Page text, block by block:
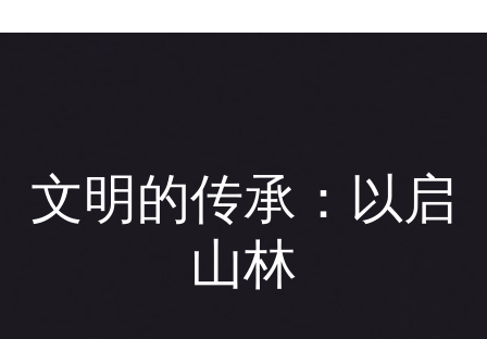
文明的传承：以启
山林